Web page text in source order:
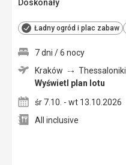
Doskonały
Ładny ogród i plac zabaw
7 dni / 6 nocy
Kraków
Thessaloniki
Wyświetl plan lotu
śr 7.10. - wt 13.10.2026
All inclusive